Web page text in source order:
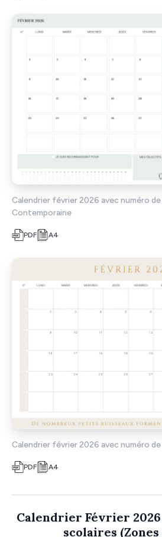
Calendrier février 2026 avec numéro de
Contemporaine
PDF A4
Calendrier février 2026 avec numéro
PDF A4
Calendrier Février 2026
scolaires (Zones